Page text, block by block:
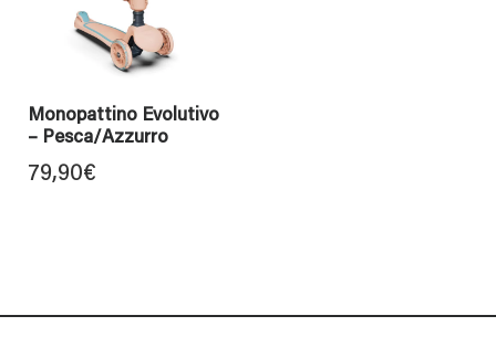
Monopattino Evolutivo
– Pesca/Azzurro
79,90€